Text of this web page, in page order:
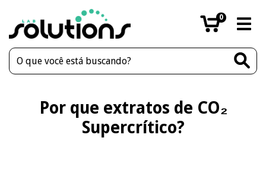
0
Por que extratos de CO₂
Supercrítico?